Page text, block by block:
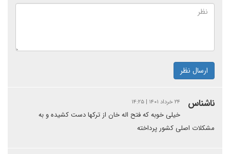
ارسال نظر
ناشناس ۲۴ خرداد ۱۴۰۱ | ۱۴:۲۵
خیلی خوبه که فتح اله خان از ترکها دست کشیده و به
مشکلات اصلی کشور پرداخته